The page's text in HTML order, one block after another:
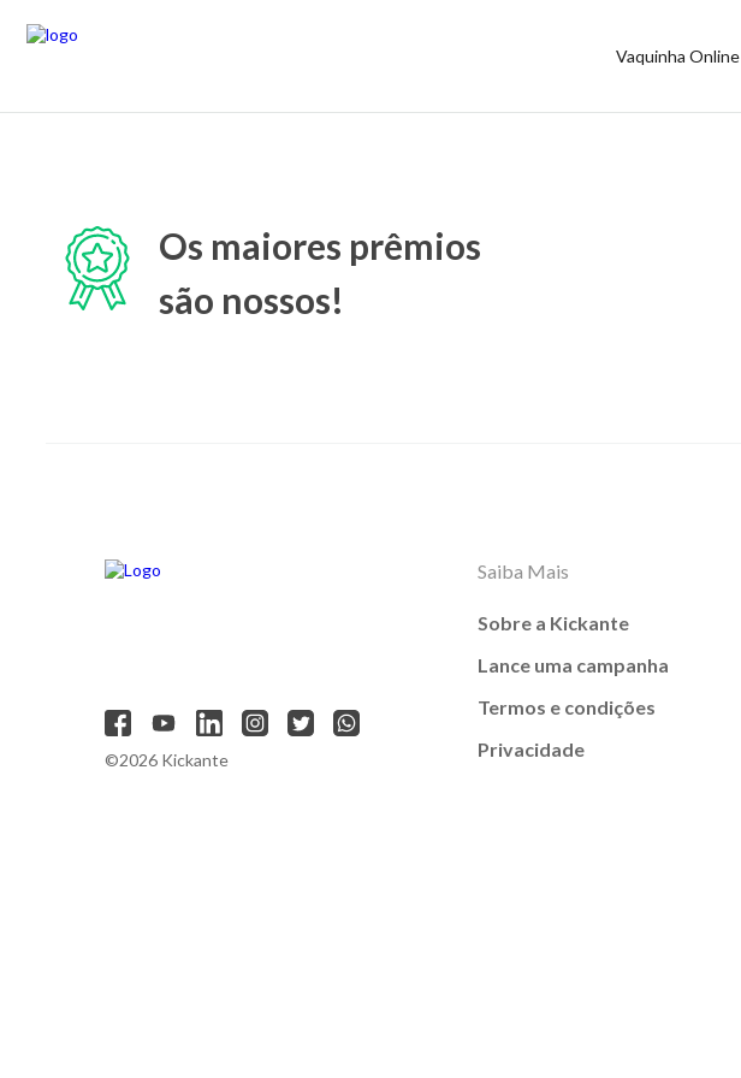
Vaquinha Online
Os maiores prêmios
são nossos!
©2026 Kickante
Saiba Mais
Sobre a Kickante
Lance uma campanha
Termos e condições
Privacidade